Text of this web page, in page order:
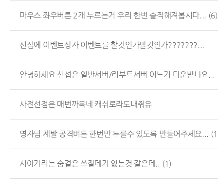
마우스 좌우버튼 2개 누르는거 우리 한번 솔직해져봅시다... (6)
신섭에 이벤트상자 이벤트를 할것인가말것인가???????...
안녕하세요 신섭은 일반서버/리부트서버 어느거 다운받나요...
사전선점은 매번까묵네 캐쉬로라도내줘유
영자님 제발 공격버튼 한번만 누를수 있도록 만들어주세요...
시야가리는 숨결은 쓰잘데기 없는것 같은데.. (1)